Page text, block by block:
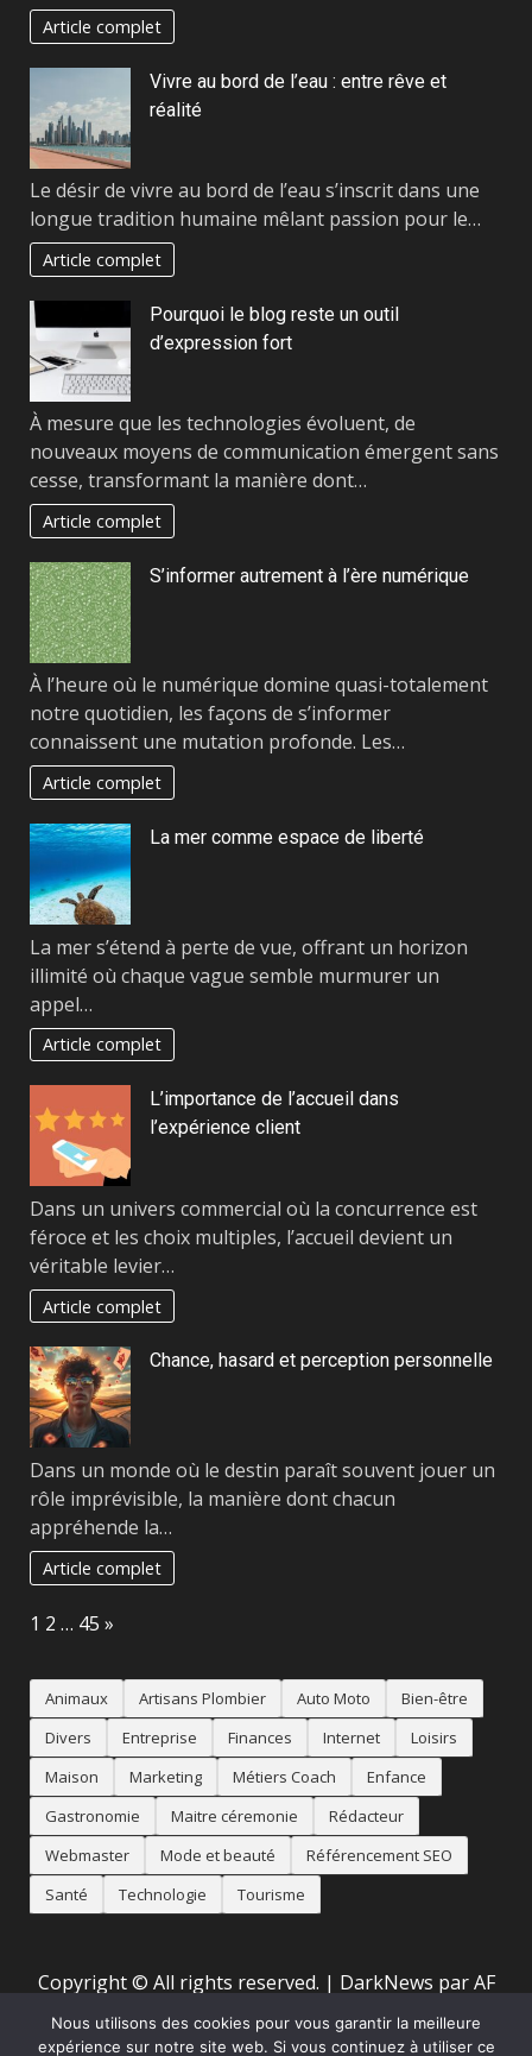
Article complet
Vivre au bord de l’eau : entre rêve et
réalité
Le désir de vivre au bord de l’eau s’inscrit dans une
longue tradition humaine mêlant passion pour le…
Article complet
Pourquoi le blog reste un outil
d’expression fort
À mesure que les technologies évoluent, de
nouveaux moyens de communication émergent sans
cesse, transformant la manière dont…
Article complet
S’informer autrement à l’ère numérique
À l’heure où le numérique domine quasi-totalement
notre quotidien, les façons de s’informer
connaissent une mutation profonde. Les…
Article complet
La mer comme espace de liberté
La mer s’étend à perte de vue, offrant un horizon
illimité où chaque vague semble murmurer un
appel…
Article complet
L’importance de l’accueil dans
l’expérience client
Dans un univers commercial où la concurrence est
féroce et les choix multiples, l’accueil devient un
véritable levier…
Article complet
Chance, hasard et perception personnelle
Dans un monde où le destin paraît souvent jouer un
rôle imprévisible, la manière dont chacun
appréhende la…
Article complet
Page:
1 2 … 45 Next
»
Animaux Artisans Plombier Auto Moto
Bien-être
Divers
Entreprise Finances Internet
Loisirs
Maison
Marketing Métiers Coach
Enfance
Gastronomie
Maitre céremonie
Rédacteur
Webmaster
Mode et beauté
Référencement SEO
Santé
Technologie Tourisme
Copyright © All rights reserved. | DarkNews par AF
Nous utilisons des cookies pour vous garantir la meilleure
expérience sur notre site web. Si vous continuez à utiliser ce